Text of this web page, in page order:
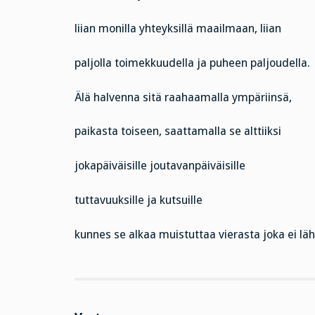
liian monilla yhteyksillä maailmaan, liian
paljolla toimekkuudella ja puheen paljoudella.
Älä halvenna sitä raahaamalla ympäriinsä,
paikasta toiseen, saattamalla se alttiiksi
jokapäiväisille joutavanpäiväisille
tuttavuuksille ja kutsuille
kunnes se alkaa muistuttaa vierasta joka ei